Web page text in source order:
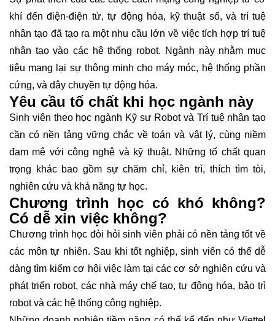
khí đến điện-điện tử, tự động hóa, kỹ thuật số, và trí tuệ
nhân tạo đã tạo ra một nhu cầu lớn về việc tích hợp trí tuệ
nhân tạo vào các hệ thống robot. Ngành này nhằm mục
tiêu mang lại sự thông minh cho máy móc, hệ thống phần
cứng, và dây chuyền tự động hóa.
Yêu cầu tố chất khi học ngành này
Sinh viên theo học ngành Kỹ sư Robot và Trí tuệ nhân tạo
cần có nền tảng vững chắc về toán và vật lý, cùng niềm
đam mê với công nghệ và kỹ thuật. Những tố chất quan
trọng khác bao gồm sự chăm chỉ, kiên trì, thích tìm tòi,
nghiên cứu và khả năng tự học.
Chương trình học có khó không?
Có dễ xin việc không?
Chương trình học đòi hỏi sinh viên phải có nền tảng tốt về
các môn tự nhiên. Sau khi tốt nghiệp, sinh viên có thể dễ
dàng tìm kiếm cơ hội việc làm tại các cơ sở nghiên cứu và
phát triển robot, các nhà máy chế tạo, tự động hóa, bảo trì
robot và các hệ thống công nghiệp.